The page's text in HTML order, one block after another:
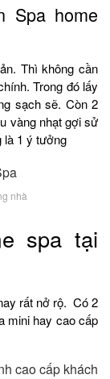
Spa home
Thì không cần
Trong đó lấy
sạch sẽ. Còn 2
vàng nhạt gợi sử
là 1 ý tưởng
nhà
spa tại
rất nở rộ. Có 2
mini hay cao cấp
cao cấp khách